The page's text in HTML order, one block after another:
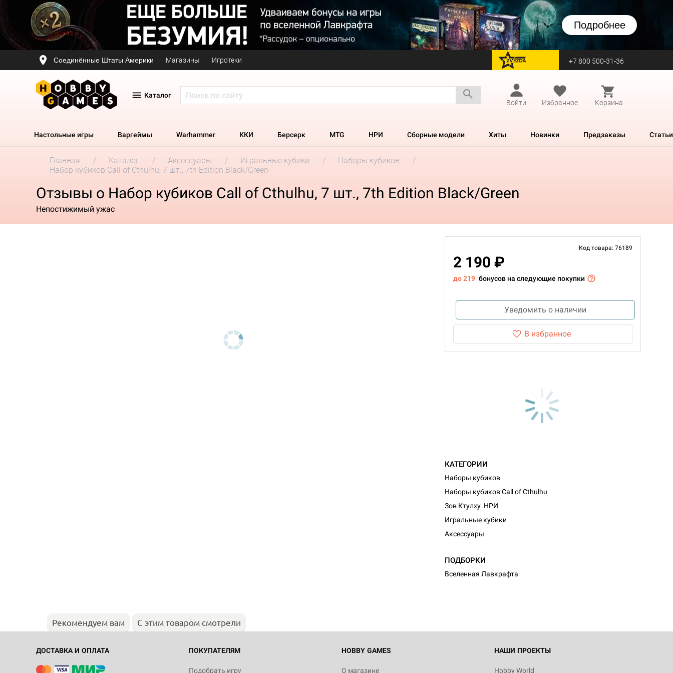
Подробнее
Соединённые Штаты Америки Магазины Игротеки перейти на Zvezda +7 800 500-31-36
Каталог
Войти
Избранное Корзина
Настольные игры Варгеймы Warhammer ККИ Берсерк MTG НРИ Сборные модели Хиты Новинки Предзаказы Статьи
Главная Каталог Аксессуары Игральные кубики
Наборы кубиков
Набор кубиков Call of Cthulhu, 7 шт., 7th Edition Black/Green
Отзывы о Набор кубиков Call of Cthulhu, 7 шт., 7th Edition Black/Green
Непостижимый ужас
Код товара: 76189
2 190 ₽
до 219 бонусов на следующие покупки
Уведомить о наличии
В избранное
КАТЕГОРИИ
Наборы кубиков
Наборы кубиков Call of Cthulhu
Зов Ктулху. НРИ
Игральные кубики
Аксессуары
ПОДБОРКИ
Вселенная Лавкрафта
Рекомендуем вам С этим товаром смотрели
ДОСТАВКА И ОПЛАТА ПОКУПАТЕЛЯМ
Подобрать игру
HOBBY GAMES
О магазине
НАШИ ПРОЕКТЫ
Hobby World